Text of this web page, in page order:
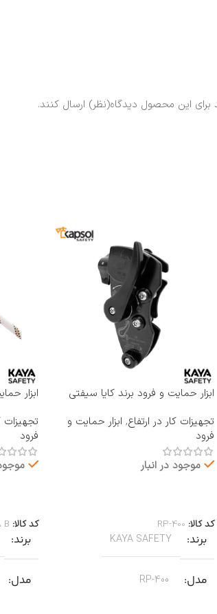
این محصول دیدگاه(نظر) ارسال کنند.
ابزار حمایت و فرود برند کایا سیفتی
تجهیزات کار در ارتفاع, ابزار حمایت و
فرود
موجود در انبار
کد کالا: RP-400
برند KAYA SAFETY
مدل RP-400
ابزار
تجهیزات
فرود
کد کالا: B
برند
مدل